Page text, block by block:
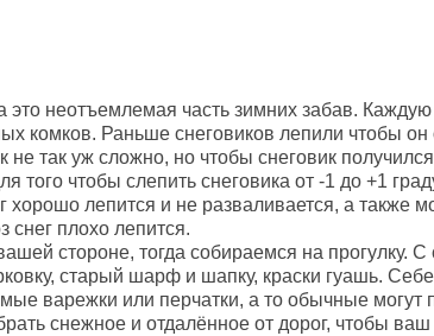
это неотъемлемая часть зимних забав.
комков. Раньше снеговиков лепили чтобы он
не так уж сложно, но чтобы снеговик
того чтобы слепить снеговика от -1 до +1
хорошо лепится и не разваливается, а также
снег плохо лепится.
стороне, тогда собираемся на прогулку.
старый шарф и шапку, краски гуашь.
варежки или перчатки, а то обычные могут
снежное и отдалённое от дорог, чтобы